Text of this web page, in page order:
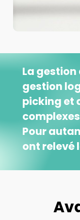
La
gestion
picking et
Pour
ont relevé